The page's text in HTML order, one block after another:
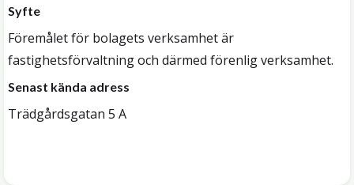
Syfte
Föremålet för bolagets verksamhet är
fastighetsförvaltning och därmed förenlig verksamhet.
Senast kända adress
Trädgårdsgatan 5 A